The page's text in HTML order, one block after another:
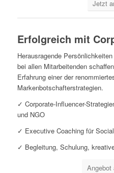
Jetzt
Erfolgreich mit
Herausragende
bei allen Mitarbeitenden
Erfahrung einer der
Markenbotschafterstrategien.
✓ Corporate-Influencer-
und NGO
✓ Executive Coaching für
✓ Begleitung, Schulung,
Angebot